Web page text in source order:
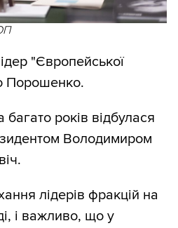
"Європейської
Порошенко.
років відбулася
Володимиром
лідерів фракцій на
і важливо, що у